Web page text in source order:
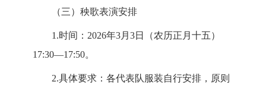
（三）秧歌表演安排
1.时间：2026年3月3日（农历正月十五）
17:30—17:50。
2.具体要求：各代表队服装自行安排，原则